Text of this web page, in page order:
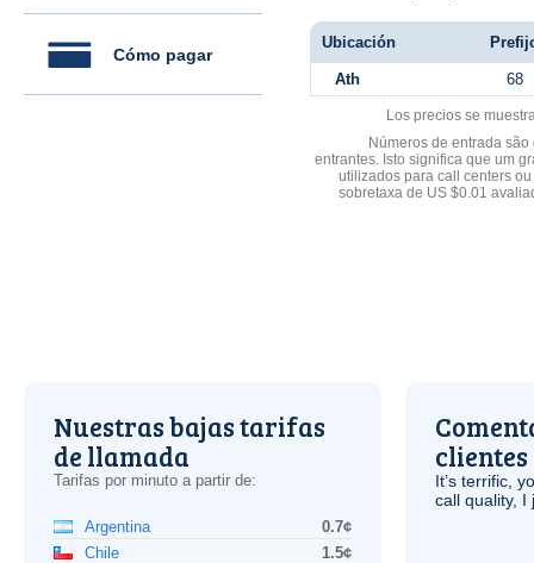
Cómo pagar
Ubicación
Ath 68
Los precios se
Números de entrada
entrantes. Isto significa que um
utilizados para call centers
sobretaxa de US $0.01
Nuestras bajas tarifas
de llamada
Tarifas por minuto a partir de:
Argentina
0.7¢
Chile
1.5¢
clientes
It’s terrific,
call quality, I